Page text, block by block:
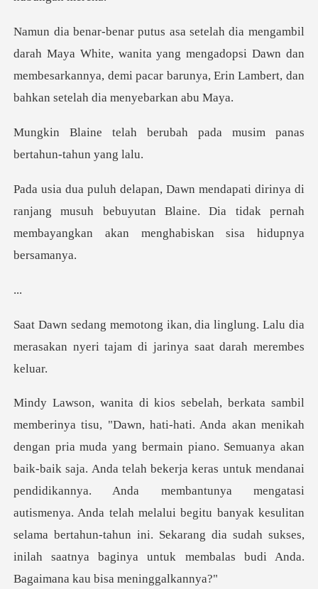
hite, wanita yang mengadopsi Dawn dan
membesarkannya, demi pacar b
ubah pada musim panas
be
i
ranjang musuh bebuyutan Blaine. Dia tidak pernah
me
.
nglung. Lalu dia
merasakan nyeri tajam
ya akan
baik-baik saja. Anda telah bekerja keras untuk mendanai
pendidikannya. Anda membantunya mengatasi
autismenya. Anda telah melalui begitu banya